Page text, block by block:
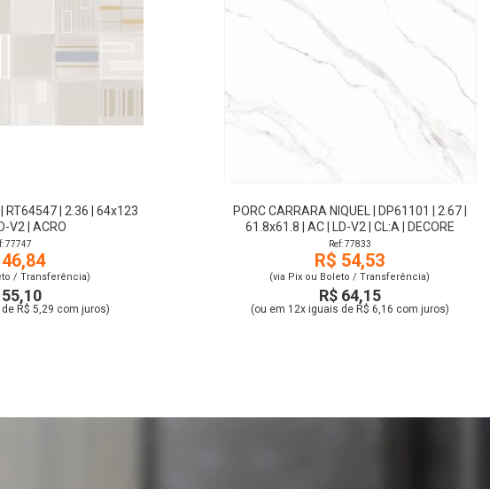
RT64547 | 2.36 | 64x123
V2 | ACRO
77747
/ Transferência)
55,10
R$ 5,29 com juros)
PORC CARRARA NIQUEL | DP61101 | 2.67 |
61.8x61.8 | AC | LD-V2 | CL:A | DECORE
Ref: 77833
R$ 54,53
(via Pix ou Boleto / Transferência)
R$ 64,15
(ou em 12x iguais de R$ 6,16 com juros)